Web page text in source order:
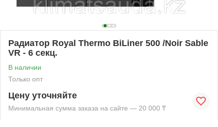
Радиатор Royal Thermo BiLiner 500 /Noir Sable
VR - 6 секц.
В наличии
Только опт
Цену уточняйте
Минимальная сумма заказа на сайте — 20 000 ₸